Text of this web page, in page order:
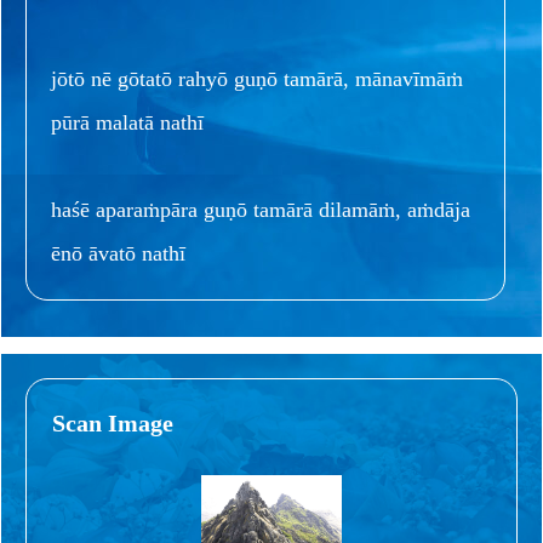
jōtō nē gōtatō rahyō guṇō tamārā, mānavīmāṁ
pūrā malatā nathī
haśē aparaṁpāra guṇō tamārā dilamāṁ, aṁdāja
ēnō āvatō nathī
Scan Image